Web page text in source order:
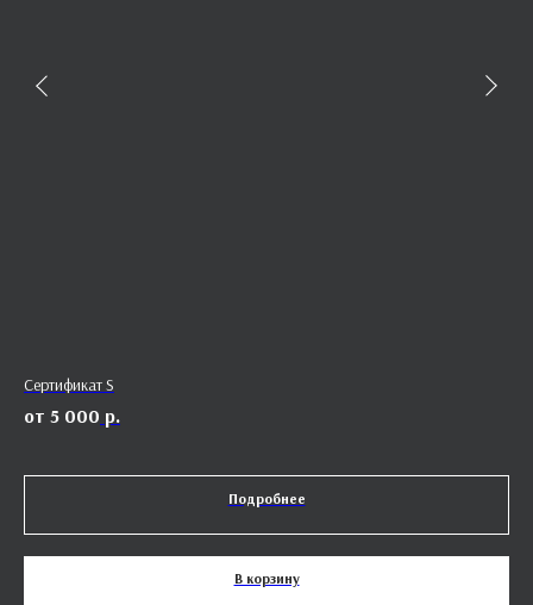
Сертификат S
5 000 р.
Подробнее
В корзину